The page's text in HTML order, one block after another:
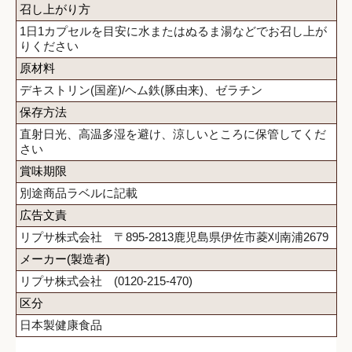
召し上がり方
1日1カプセルを目安に水またはぬるま湯などでお召し上が
りください
原材料
デキストリン(国産)/ヘム鉄(豚由来)、ゼラチン
保存方法
直射日光、高温多湿を避け、涼しいところに保管してくだ
さい
賞味期限
別途商品ラベルに記載
広告文責
リプサ株式会社 〒895-2813鹿児島県伊佐市菱刈南浦2679
メーカー(製造者)
リプサ株式会社 (0120-215-470)
区分
日本製健康食品